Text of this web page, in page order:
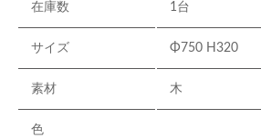
在庫数 1台
サイズ Φ750 H320
素材 木
色